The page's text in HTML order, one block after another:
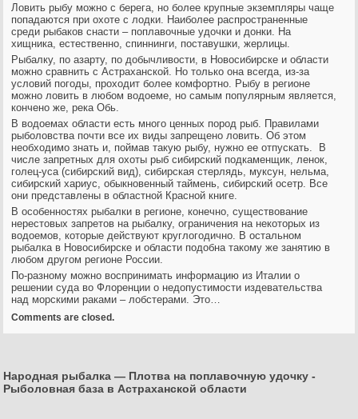
Ловить рыбу можно с берега, но более крупные экземпляры чаще
попадаются при охоте с лодки. Наиболее распространенные
среди рыбаков снасти – поплавочные удочки и донки. На
хищника, естественно, спиннинги, поставушки, жерлицы.
Рыбалку, по азарту, по добычливости, в Новосибирске и области
можно сравнить с Астраханской. Но только она всегда, из-за
условий погоды, проходит более комфортно. Рыбу в регионе
можно ловить в любом водоеме, но самым популярным является,
кончено же, река Обь.
В водоемах области есть много ценных пород рыб. Правилами
рыболовства почти все их виды запрещено ловить. Об этом
необходимо знать и, поймав такую рыбу, нужно ее отпускать. В
числе запретных для охоты рыб сибирский подкаменщик, ленок,
голец-уса (сибирский вид), сибирская стерлядь, муксун, нельма,
сибирский хариус, обыкновенный таймень, сибирский осетр. Все
они представлены в областной Красной книге.
В особенностях рыбалки в регионе, конечно, существование
нерестовых запретов на рыбалку, ограничения на некоторых из
водоемов, которые действуют круглогодично. В остальном
рыбалка в Новосибирске и области подобна такому же занятию в
любом другом регионе России.
По-разному можно воспринимать информацию из Италии о
решении суда во Флоренции о недопустимости издевательства
над морскими раками – лобстерами. Это…
Comments are closed.
Народная рыбалка — Плотва на поплавочную удочку -
Рыболовная база в Астраханской области